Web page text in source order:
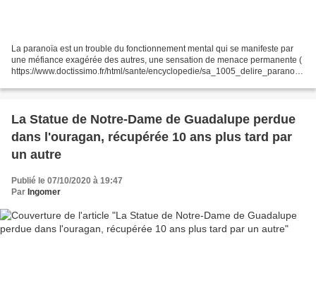
La paranoïa est un trouble du fonctionnement mental qui se manifeste par
une méfiance exagérée des autres, une sensation de menace permanente (
https://www.doctissimo.fr/html/sante/encyclopedie/sa_1005_delire_paranoia
La Statue de Notre-Dame de Guadalupe perdue
dans l'ouragan, récupérée 10 ans plus tard par
un autre
Publié le 07/10/2020 à 19:47
Par Ingomer